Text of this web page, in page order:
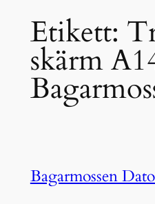
Etikett:
skärm
Bagarmossen